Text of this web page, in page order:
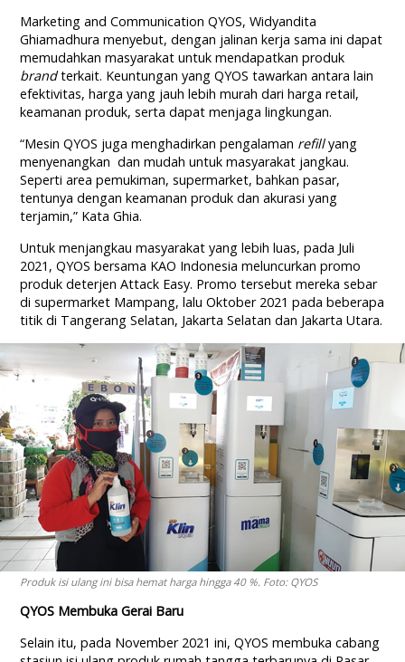
Marketing and Communication QYOS, Widyandita
Ghiamadhura menyebut, dengan jalinan kerja sama ini dapat
memudahkan masyarakat untuk mendapatkan produk
brandterkait. Keuntungan yang QYOS tawarkan antara lain
efektivitas, harga yang jauh lebih murah dari harga retail,
keamanan produk, serta dapat menjaga lingkungan.
“Mesin QYOS juga menghadirkan pengalaman refillyang
menyenangkan dan mudah untuk masyarakat jangkau.
Seperti area pemukiman, supermarket, bahkan pasar,
tentunya dengan keamanan produk dan akurasi yang
terjamin,” Kata Ghia.
Untuk menjangkau masyarakat yang lebih luas, pada Juli
2021, QYOS bersama KAO Indonesia meluncurkan promo
produk deterjen Attack Easy. Promo tersebut mereka sebar
di supermarket Mampang, lalu Oktober 2021 pada beberapa
titik di Tangerang Selatan, Jakarta Selatan dan Jakarta Utara.
Produk isi ulang ini bisa hemat harga hingga 40 %. Foto: QYOS
QYOS Membuka Gerai Baru
Selain itu, pada November 2021 ini, QYOS membuka cabang